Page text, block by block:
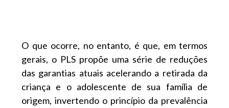
O que ocorre, no entanto, é que, em termos
gerais, o PLS propõe uma série de reduções
das garantias atuais acelerando a retirada da
criança e o adolescente de sua família de
origem, invertendo o princípio da prevalência